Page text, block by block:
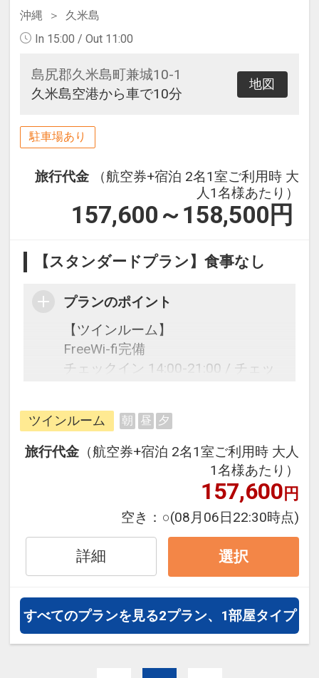
沖縄
久米島
In 15:00 / Out 11:00
島尻郡久米島町兼城10-1
久米島空港から車で10分
地図
駐車場あり
旅行代金
（航空券+宿泊 2名1室ご利用時 大
人1名様あたり）
157,600～158,500 円
【スタンダードプラン】食事なし
プランのポイント
【ツインルーム】
FreeWi-fi完備
チェックイン 14:00-21:00 / チェッ
※チェックインが21時以降になるお
客さまは事前にお電話でご連絡いた
だければ、23時までのチェックイン
対応が可能です。
全室、羽毛布団・ヘアドライヤー完
無料のランドリーサービス、無料の
自転車貸し出しサービスもしており
ます。
売店
ロビーにてパソコンコーナー設置
ツインルーム 朝 昼 夕
旅行代金 （航空券+宿泊 2名1室ご利用時 大人
1名様あたり）
157,600円
空き： ○(08月06日22:30時点)
詳細 選択
すべてのプランを見る2プラン、1部屋タイプ